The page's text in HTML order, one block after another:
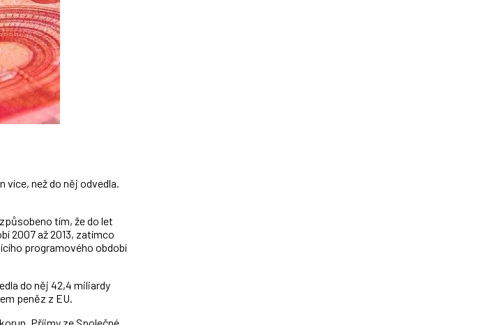
více, než do něj odvedla.
tím, že do let
2007 až 2013, zatímco
programového období
do něj 42,4 miliardy
peněz z EU.